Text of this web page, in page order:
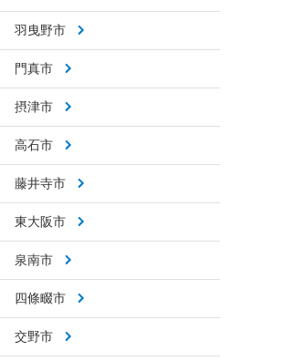
羽曳野市
門真市
摂津市
高石市
藤井寺市
東大阪市
泉南市
四條畷市
交野市